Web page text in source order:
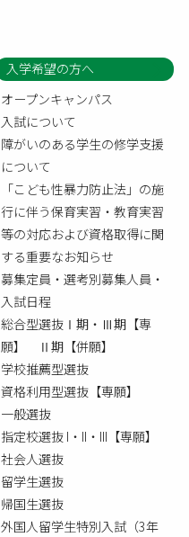
入学希望の方へ
オープンキャンパス
入試について
障がいのある学生の修学支援
について
「こども性暴力防止法」の施
行に伴う保育実習・教育実習
等の対応および資格取得に関
する重要なお知らせ
募集定員・選考別募集人員・
入試日程
総合型選抜Ⅰ期・Ⅲ期【専
願】 Ⅱ期【併願】
学校推薦型選抜
資格利用型選抜【専願】
一般選抜
指定校選抜 I・II・III【専願】
社会人選抜
留学生選抜
帰国生選抜
外国人留学生特別入試（3年